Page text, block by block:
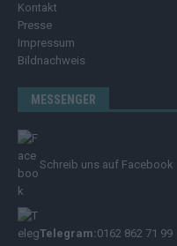
Kontakt
Presse
Impressum
Bildnachweis
MESSENGER
Schreib uns auf Facebook
Telegram:0162 862 71 99